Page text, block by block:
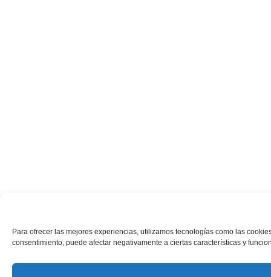
Para ofrecer las mejores experiencias, utilizamos tecnologías como las
consentimiento, puede afectar negativamente a ciertas características y